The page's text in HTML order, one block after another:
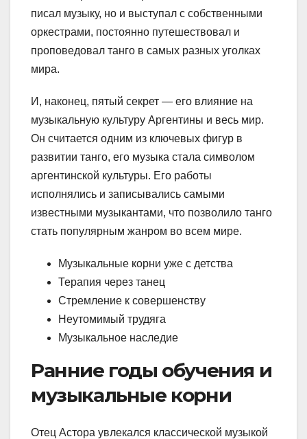
писал музыку, но и выступал с собственными
оркестрами, постоянно путешествовал и
проповедовал танго в самых разных уголках
мира.
И, наконец, пятый секрет — его влияние на
музыкальную культуру Аргентины и весь мир.
Он считается одним из ключевых фигур в
развитии танго, его музыка стала символом
аргентинской культуры. Его работы
исполнялись и записывались самыми
известными музыкантами, что позволило танго
стать популярным жанром во всем мире.
Музыкальные корни уже с детства
Терапия через танец
Стремление к совершенству
Неутомимый трудяга
Музыкальное наследие
Ранние годы обучения и
музыкальные корни
Отец Астора увлекался классической музыкой